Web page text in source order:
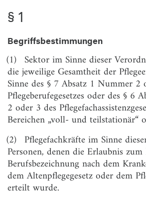
Vom 2.10.2018 (BGBl. I S. 1622)
Teil 1
Finanzierung der Ausbildungen in der
§ 1
Begriffsbestimmungen
§ 2
Rechtsträgerschaft bei
§ 3
Bestimmung der
Bemessung von Pauschal- und
§ 4
Unterschiedliche Pauschalen
§ 5
Mitteilungspflichten vor
Ausbildungsbudgets
§ 1
Begriffsbestimmungen
(1) Sektor im Sinne dieser
die jeweilige Gesamtheit der
Sinne des § 7 Absatz 1 Nummer 2
Pflegeberufegesetzes oder des § 6
2 oder 3 des
Bereichen „voll- und teilstationär“
(2) Pflegefachkräfte im Sinne
Personen, denen die Erlaubnis
Berufsbezeichnung nach dem
dem Altenpflegegesetz oder dem
erteilt wurde.